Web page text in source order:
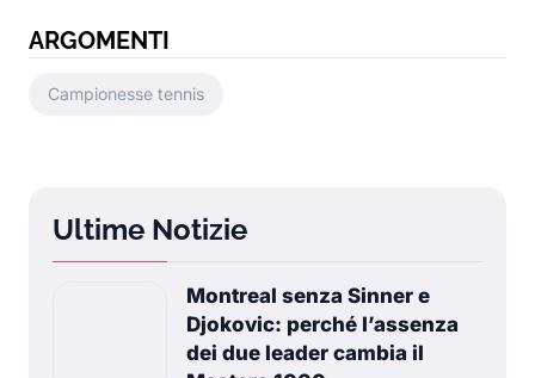
ARGOMENTI
Campionesse tennis
Ultime Notizie
Montreal senza Sinner e
Djokovic: perché l’assenza
dei due leader cambia il